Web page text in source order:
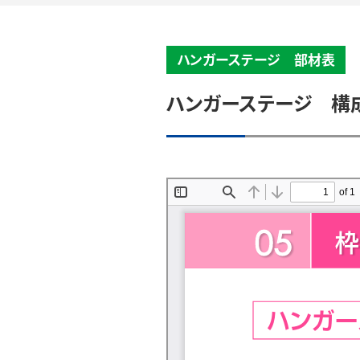
ハンガーステージ 部材表
ハンガーステージ 構